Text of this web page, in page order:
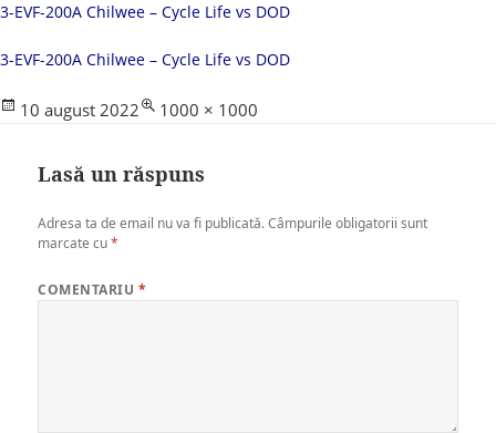
3-EVF-200A Chilwee – Cycle Life vs DOD
3-EVF-200A Chilwee – Cycle Life vs DOD
Posted
10 august 2022
Full
1000 × 1000
Lasă un răspuns
Adresa ta de email nu va fi publicată. Câmpurile obligatorii sunt
marcate cu*
COMENTARIU *